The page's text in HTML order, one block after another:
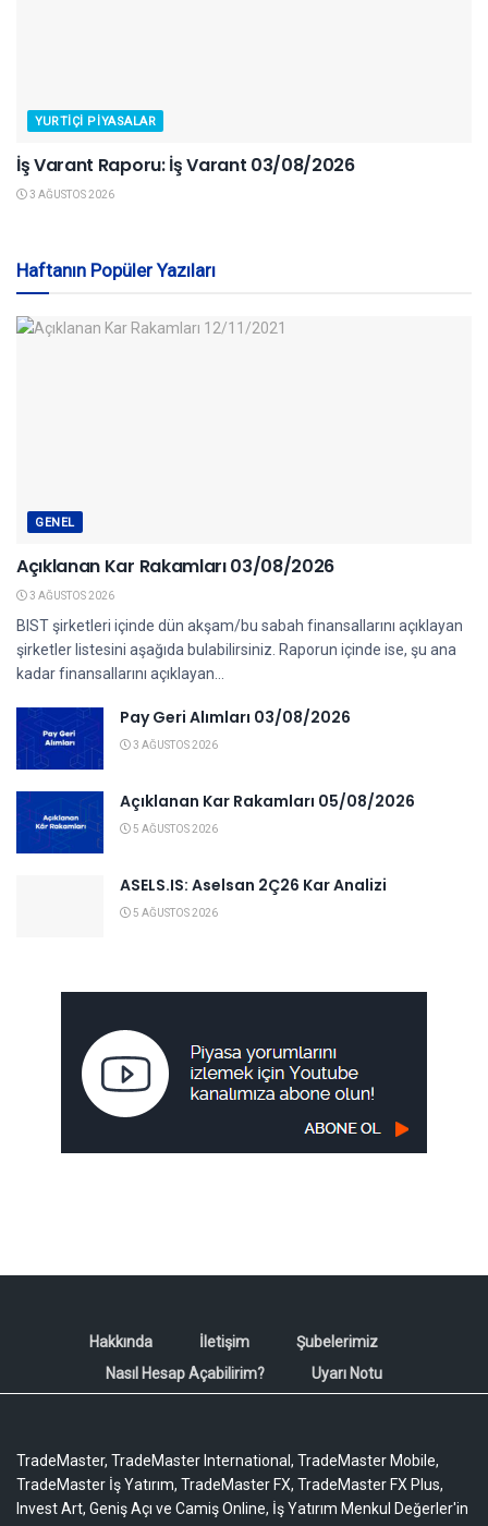
YURTIÇI PIYASALAR
İş Varant Raporu: İş Varant 03/08/2026
3 AĞUSTOS 2026
Haftanın Popüler Yazıları
GENEL
Açıklanan Kar Rakamları 03/08/2026
3 AĞUSTOS 2026
BIST şirketleri içinde dün akşam/bu sabah finansallarını açıklayan
şirketler listesini aşağıda bulabilirsiniz. Raporun içinde ise, şu ana
kadar finansallarını açıklayan...
Pay Geri Alımları 03/08/2026
3 AĞUSTOS 2026
Açıklanan Kar Rakamları 05/08/2026
5 AĞUSTOS 2026
ASELS.IS: Aselsan 2Ç26 Kar Analizi
5 AĞUSTOS 2026
Hakkında İletişim
Şubelerimiz
Nasıl Hesap Açabilirim?
Uyarı Notu
TradeMaster, TradeMaster International, TradeMaster Mobile,
TradeMaster İş Yatırım, TradeMaster FX, TradeMaster FX Plus,
Invest Art, Geniş Açı ve Camiş Online, İş Yatırım Menkul Değerler'in